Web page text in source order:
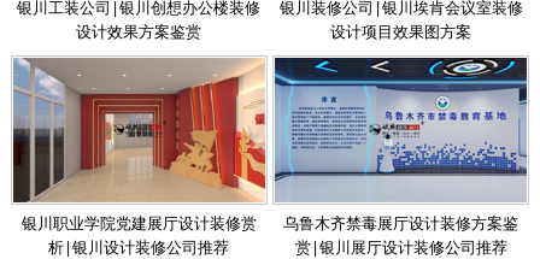
银川工装公司|银川创想办公楼装修
设计效果方案鉴赏
银川装修公司|银川埃肯会议室装修
设计项目效果图方案
银川职业学院党建展厅设计装修赏
析|银川设计装修公司推荐
乌鲁木齐禁毒展厅设计装修方案鉴
赏|银川展厅设计装修公司推荐